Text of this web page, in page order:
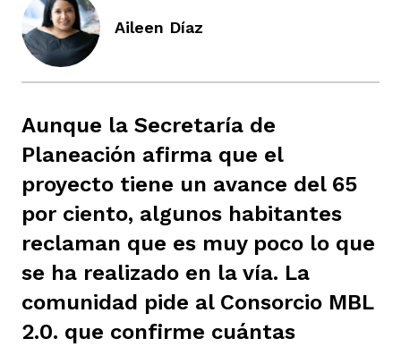
Aileen Díaz
Aunque la Secretaría de
Planeación afirma que el
proyecto tiene un avance del 65
por ciento, algunos habitantes
reclaman que es muy poco lo que
se ha realizado en la vía. La
comunidad pide al Consorcio MBL
2.0. que confirme cuántas
de Atrato
fórmula
de estilo
equipo
periodistas locales